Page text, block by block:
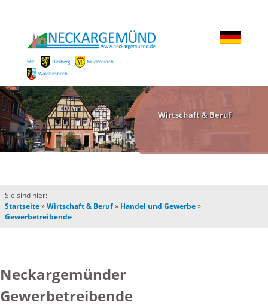
Mit: Dilsberg
Mückenloch
Waldhilsbach
Wirtschaft & Beruf
Sie sind hier:
Startseite»Wirtschaft & Beruf» Handel und Gewerbe»
Gewerbetreibende
Neckargemünder
Gewerbetreibende